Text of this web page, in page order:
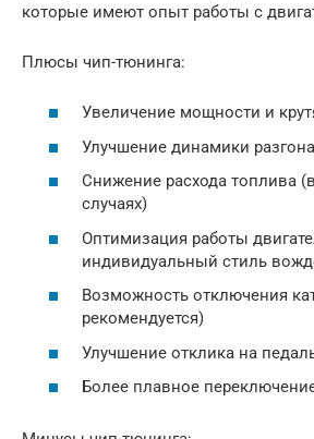
которые имеют опыт работы с
Плюсы чип-тюнинга:
Увеличение мощности и
Улучшение динамики разгона
Снижение расхода топлива
случаях)
Оптимизация работы
индивидуальный стиль
Возможность отключения
рекомендуется)
Улучшение отклика на
Более плавное